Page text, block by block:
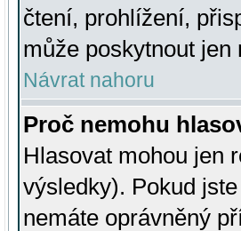
čtení, prohlížení,
může poskytnout
Návrat nahoru
Proč nemohu
Hlasovat mohou jen
výsledky). Pokud
nemáte oprávněný